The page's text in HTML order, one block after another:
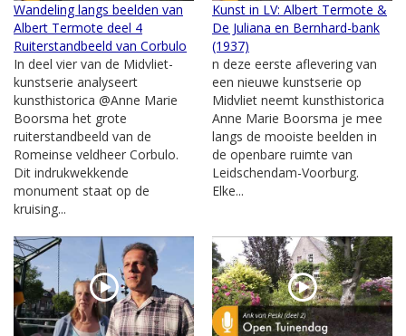
Wandeling langs beelden van
Albert Termote deel 4
Ruiterstandbeeld van Corbulo
In deel vier van de Midvliet-
kunstserie analyseert
kunsthistorica @Anne Marie
Boorsma het grote
ruiterstandbeeld van de
Romeinse veldheer Corbulo.
Dit indrukwekkende
monument staat op de
kruising...
Kunst in LV: Albert Termote &
De Juliana en Bernhard-bank
(1937)
n deze eerste aflevering van
een nieuwe kunstserie op
Midvliet neemt kunsthistorica
Anne Marie Boorsma je mee
langs de mooiste beelden in
de openbare ruimte van
Leidschendam-Voorburg.
Elke...